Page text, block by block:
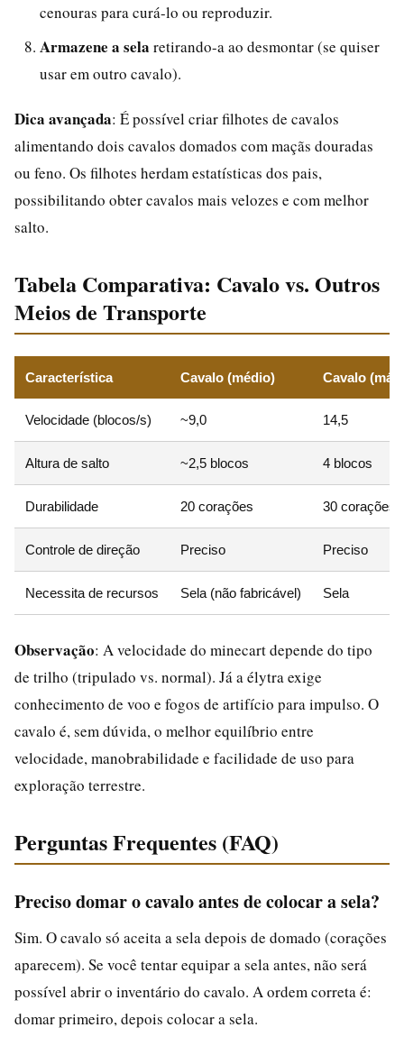
cenouras para curá-lo ou reproduzir.
Armazene a sela retirando-a ao desmontar (se quiser
usar em outro cavalo).
Dica avançada: É possível criar filhotes de cavalos
alimentando dois cavalos domados com maçãs douradas
ou feno. Os filhotes herdam estatísticas dos pais,
possibilitando obter cavalos mais velozes e com melhor
salto.
Tabela Comparativa: Cavalo vs. Outros
Meios de Transporte
Característica Cavalo (médio) Cavalo
Velocidade (blocos/s) ~9,0 14,5
Altura de salto ~2,5 blocos 4 blocos
Durabilidade 20 corações 30 corações
Controle de direção Preciso Preciso
Necessita de recursos Sela (não fabricável) Sela
Observação: A velocidade do minecart depende do tipo
de trilho (tripulado vs. normal). Já a élytra exige
conhecimento de voo e fogos de artifício para impulso. O
cavalo é, sem dúvida, o melhor equilíbrio entre
velocidade, manobrabilidade e facilidade de uso para
exploração terrestre.
Perguntas Frequentes (FAQ)
Preciso domar o cavalo antes de colocar a sela?
Sim. O cavalo só aceita a sela depois de domado (corações
aparecem). Se você tentar equipar a sela antes, não será
possível abrir o inventário do cavalo. A ordem correta é:
domar primeiro, depois colocar a sela.